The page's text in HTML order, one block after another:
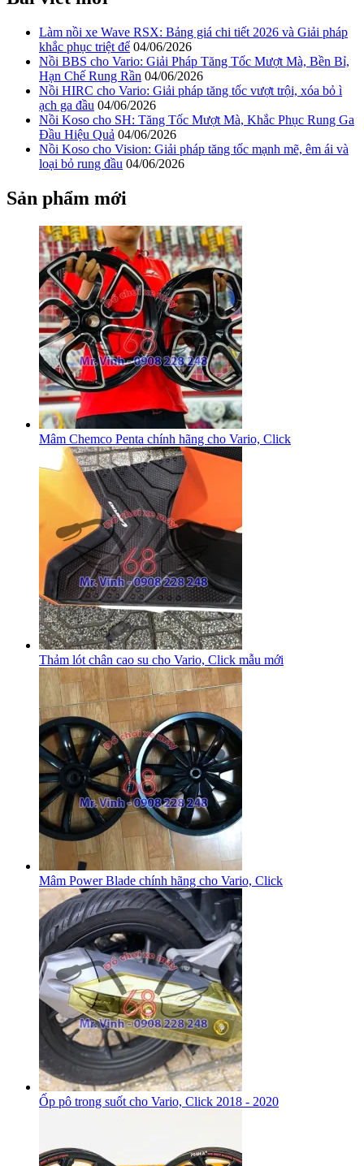
Làm nồi xe Wave RSX: Bảng giá chi tiết 2026 và Giải pháp
khắc phục triệt để 04/06/2026
Nồi BBS cho Vario: Giải Pháp Tăng Tốc Mượt Mà, Bền Bỉ,
Hạn Chế Rung Rần 04/06/2026
Nồi HIRC cho Vario: Giải pháp tăng tốc vượt trội, xóa bỏ ì
ạch ga đầu 04/06/2026
Nồi Koso cho SH: Tăng Tốc Mượt Mà, Khắc Phục Rung Ga
Đầu Hiệu Quả 04/06/2026
Nồi Koso cho Vision: Giải pháp tăng tốc mạnh mẽ, êm ái và
loại bỏ rung đầu 04/06/2026
Sản phẩm mới
Mâm Chemco Penta chính hãng cho Vario, Click
Thảm lót chân cao su cho Vario, Click mẫu mới
Mâm Power Blade chính hãng cho Vario, Click
Ốp pô trong suốt cho Vario, Click 2018 - 2020